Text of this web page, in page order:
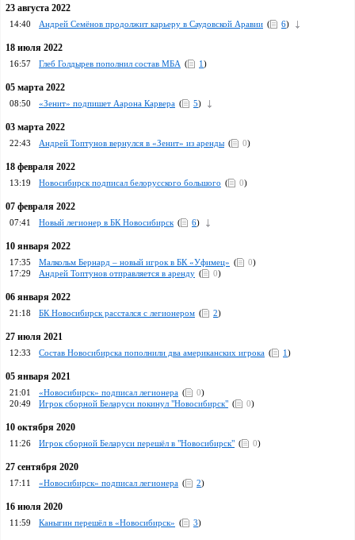
23 августа 2022
14:40 Андрей Семёнов продолжит карьеру в Саудовской Аравии ( 6)
18 июля 2022
16:57 Глеб Голдырев пополнил состав МБА ( 1)
05 марта 2022
08:50 «Зенит» подпишет Аарона Карвера ( 5)
03 марта 2022
22:43 Андрей Топтунов вернулся в «Зенит» из аренды ( 0)
18 февраля 2022
13:19 Новосибирск подписал белорусского большого ( 0)
07 февраля 2022
07:41 Новый легионер в БК Новосибирск ( 6)
10 января 2022
17:35 Малкольм Бернард – новый игрок в БК «Уфимец» ( 0)
17:29
Андрей Топтунов отправляется в аренду ( 0)
06 января 2022
21:18 БК Новосибирск расстался с легионером ( 2)
27 июля 2021
12:33 Состав Новосибирска пополнили два американских игрока ( 1)
05 января 2021
21:01 «Новосибирск» подписал легионера ( 0)
20:49
Игрок сборной Беларуси покинул "Новосибирск" ( 0)
10 октября 2020
11:26 Игрок сборной Беларуси перешёл в "Новосибирск" ( 0)
27 сентября 2020
17:11 «Новосибирск» подписал легионера ( 2)
16 июля 2020
11:59 Каныгин перешёл в «Новосибирск» ( 3)